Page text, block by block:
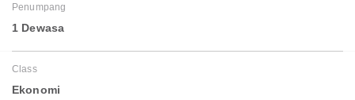
Penumpang
1 Dewasa
Class
Ekonomi